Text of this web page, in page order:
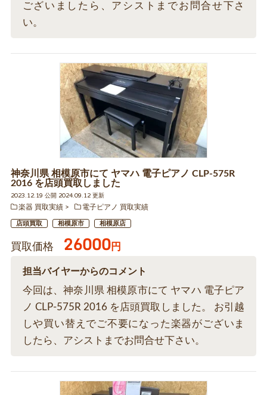
ございましたら、アシストまでお問合せ下さ
い。
神奈川県 相模原市にて ヤマハ 電子ピアノ CLP-575R
2016 を店頭買取しました
2023.12.19 公開 2024.09.12 更新
楽器 買取実績
電子ピアノ 買取実績
店頭買取 相模原市 相模原店
買取価格 26000円
担当バイヤーからのコメント
今回は、神奈川県 相模原市にて ヤマハ 電子ピア
ノ CLP-575R 2016 を店頭買取しました。 お引越
しや買い替えでご不要になった楽器がございま
したら、アシストまでお問合せ下さい。